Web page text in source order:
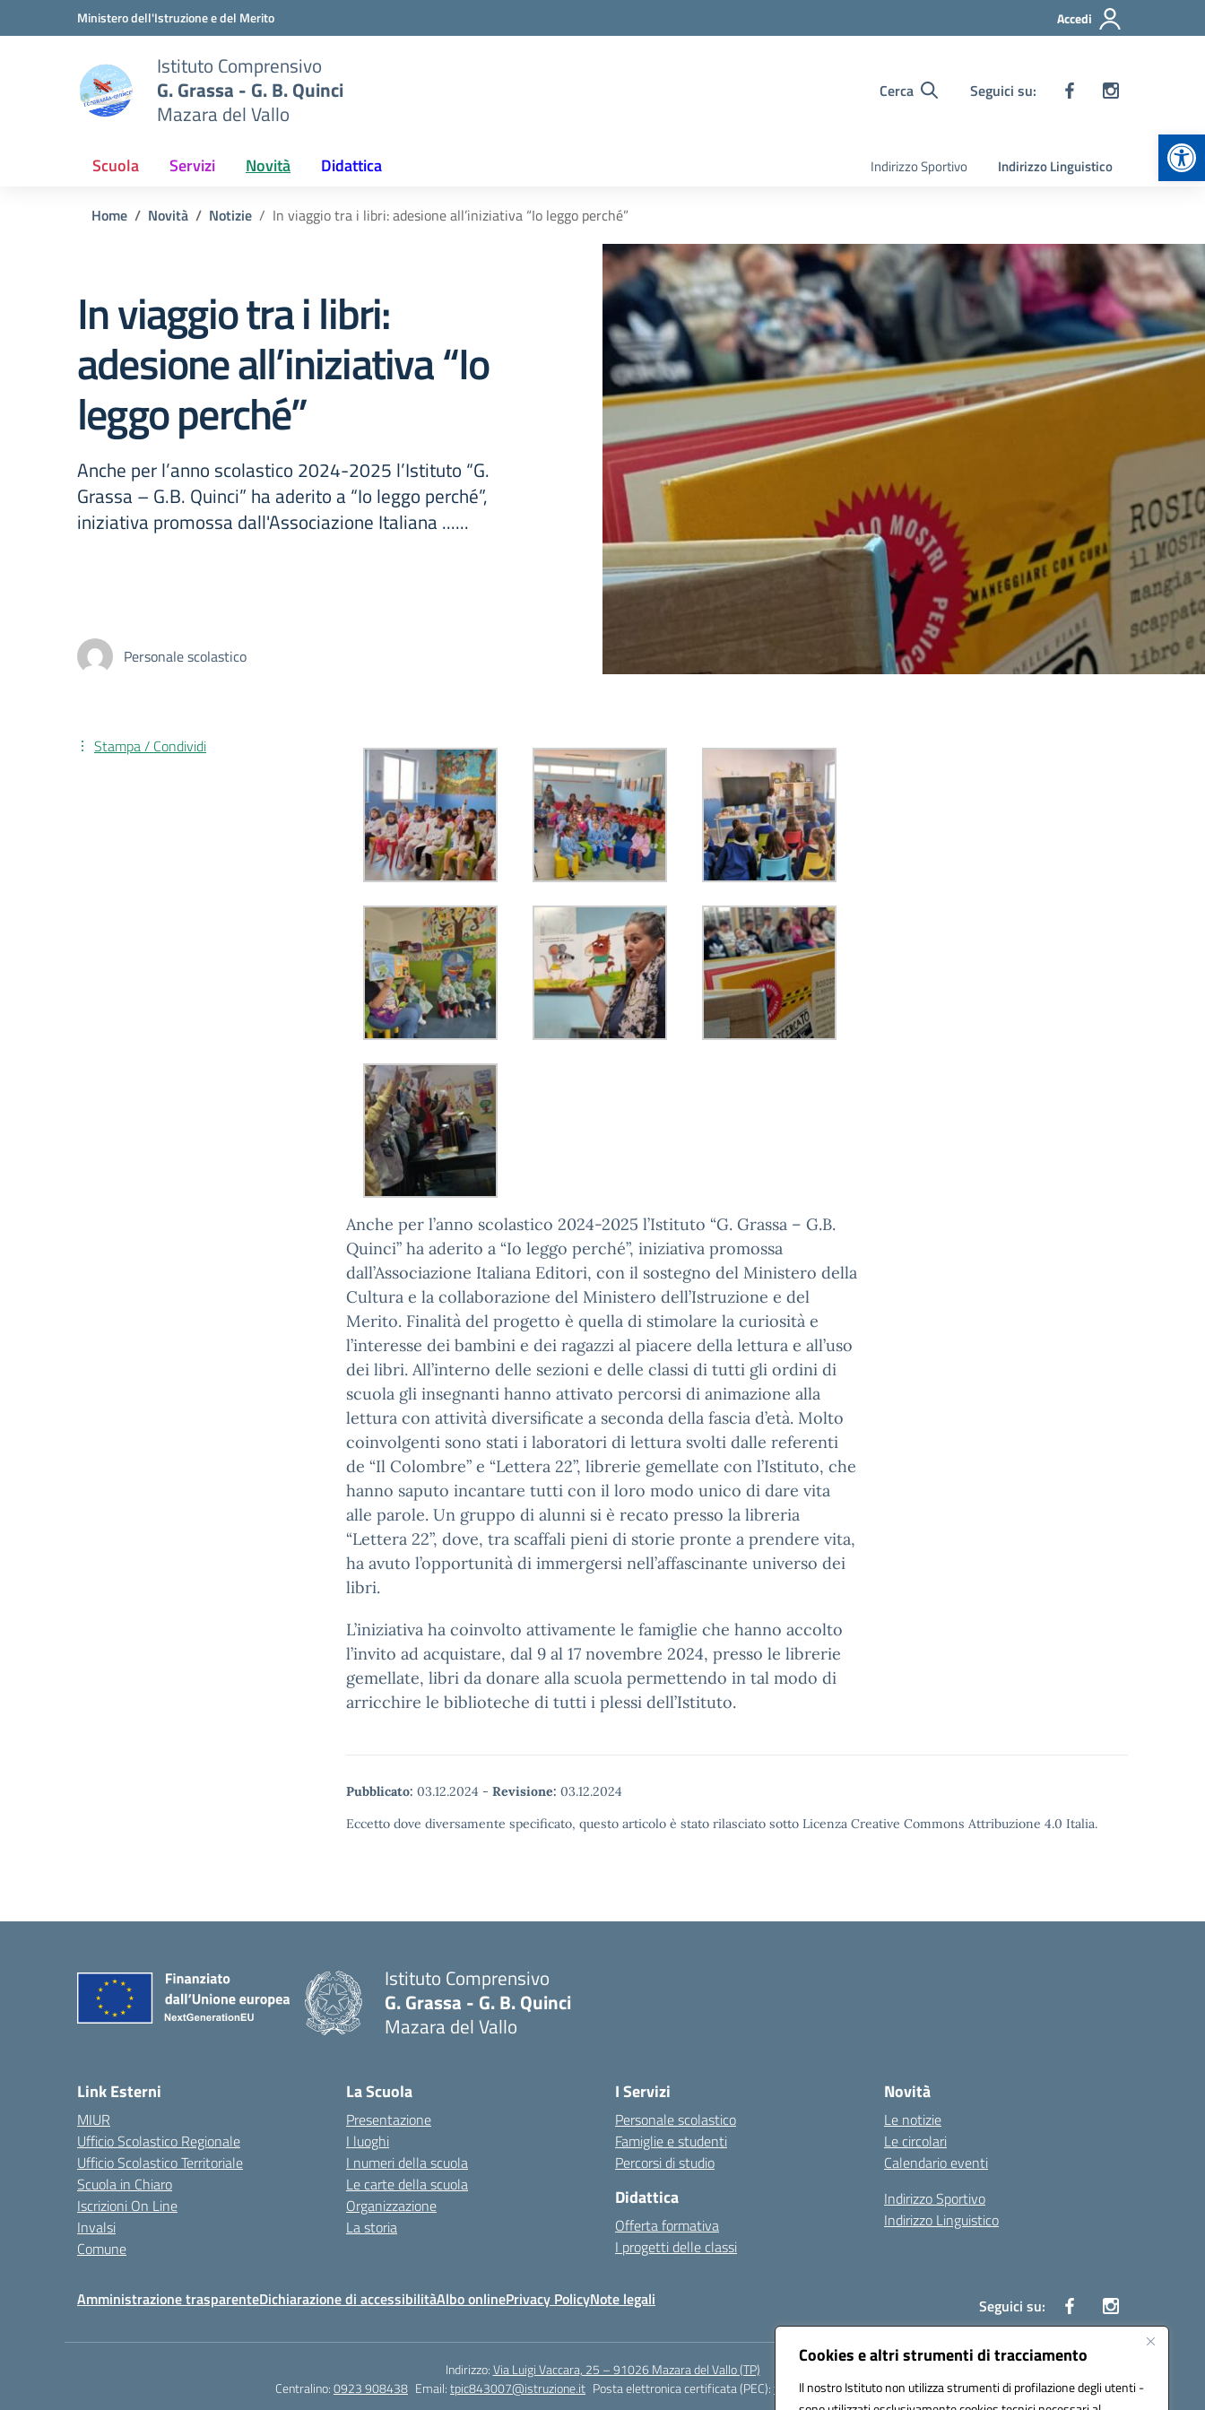
Cookies e altri strumenti di tracciamento
Il nostro Istituto non utilizza strumenti di profilazione degli utenti -
Vai ai contenuti
Vai al menu di navigazioneMinistero dell'Istruzione e del Merito Accedi
Istituto Comprensivo
G. Grassa - G. B. Quinci
Mazara del Vallo
Cerca Seguici su:
Scuola Servizi Novità Didattica Indirizzo Sportivo Indirizzo Linguistico
Home Novità Notizie In viaggio tra i libri: adesione all’iniziativa “Io leggo perché”
In viaggio tra i libri:
adesione all’iniziativa “Io
leggo perché”
Anche per l’anno scolastico 2024-2025 l’Istituto “G.
Grassa – G.B. Quinci” ha aderito a “Io leggo perché”,
iniziativa promossa dall'Associazione Italiana ......
Personale scolastico
Anche per l’anno scolastico 2024-2025 l’Istituto “G. Grassa – G.B.
Quinci” ha aderito a “Io leggo perché”, iniziativa promossa
dall’Associazione Italiana Editori, con il sostegno del Ministero della
Cultura e la collaborazione del Ministero dell’Istruzione e del
Merito. Finalità del progetto è quella di stimolare la curiosità e
l’interesse dei bambini e dei ragazzi al piacere della lettura e all’uso
dei libri. All’interno delle sezioni e delle classi di tutti gli ordini di
scuola gli insegnanti hanno attivato percorsi di animazione alla
lettura con attività diversificate a seconda della fascia d’età. Molto
coinvolgenti sono stati i laboratori di lettura svolti dalle referenti
de “Il Colombre” e “Lettera 22”, librerie gemellate con l’Istituto, che
hanno saputo incantare tutti con il loro modo unico di dare vita
alle parole. Un gruppo di alunni si è recato presso la libreria
“Lettera 22”, dove, tra scaffali pieni di storie pronte a prendere vita,
ha avuto l’opportunità di immergersi nell’affascinante universo dei
libri.
L’iniziativa ha coinvolto attivamente le famiglie che hanno accolto
l’invito ad acquistare, dal 9 al 17 novembre 2024, presso le librerie
gemellate, libri da donare alla scuola permettendo in tal modo di
arricchire le biblioteche di tutti i plessi dell’Istituto.
Pubblicato: 03.12.2024 - Revisione: 03.12.2024
Eccetto dove diversamente specificato, questo articolo è stato rilasciato sotto Licenza Creative Commons Attribuzione 4.0 Italia.
Stampa / Condividi
Istituto Comprensivo
G. Grassa - G. B. Quinci
Mazara del Vallo
Link Esterni
MIUR
Ufficio Scolastico Regionale
Ufficio Scolastico Territoriale
Scuola in Chiaro
Iscrizioni On Line
Invalsi
Comune
La Scuola
Presentazione
I luoghi
I numeri della scuola
Le carte della scuola
Organizzazione
La storia
I Servizi
Personale scolastico
Famiglie e studenti
Percorsi di studio
Didattica
Offerta formativa
I progetti delle classi
Novità
Le notizie
Le circolari
Calendario eventi
Indirizzo Sportivo
Indirizzo Linguistico
Amministrazione trasparenteDichiarazione di accessibilitàAlbo onlinePrivacy PolicyNote legali Seguici su:
Indirizzo:Via Luigi Vaccara, 25 – 91026 Mazara del Vallo (TP)
Centralino:0923 908438 Email:tpic843007@istruzione.it Posta elettronica certificata (PEC):tpic843007@pec.istruzione.it